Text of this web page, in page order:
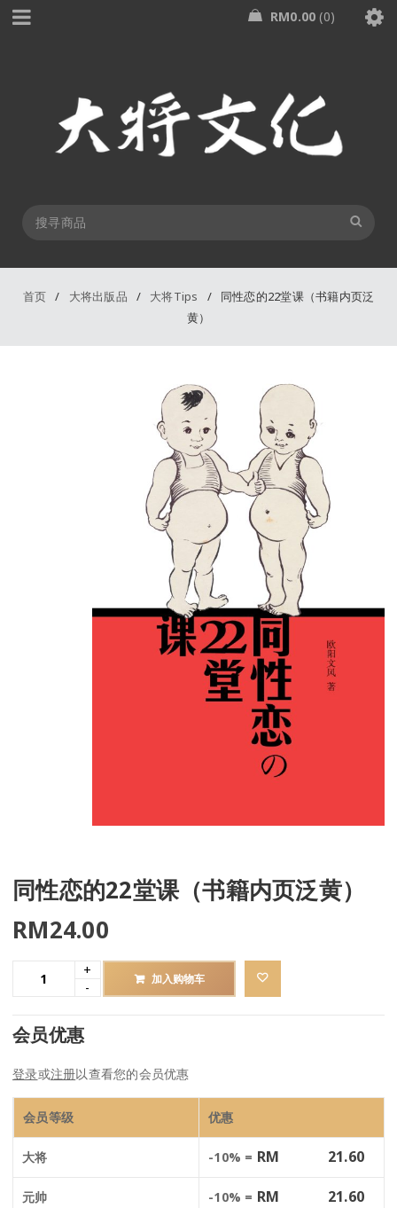
RM0.00 0
首页 / 大将出版品 / 大将Tips /
同性恋的22堂课（书籍内页泛
黄）
同性恋的22堂课（书籍内页泛黄）
RM24.00
加入购物车
会员优惠
登录或注册以查看您的会员优惠
会员等级 优惠
大将 -10% = RM 21.60
元帅 -10% = RM 21.60